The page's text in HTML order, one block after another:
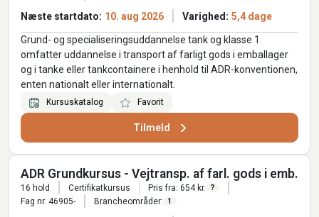
Næste startdato: 10. aug 2026 Varighed: 5,4 dage
Grund- og specialiseringsuddannelse tank og klasse 1
omfatter uddannelse i transport af farligt gods i emballager
og i tanke eller tankcontainere i henhold til ADR-konventionen,
enten nationalt eller internationalt.
Kursuskatalog Favorit
Tilmeld
ADR Grundkursus - Vejtransp. af farl. gods i emb.
16 hold Certifikatkursus Pris fra: 654 kr. ?
Fag nr. 46905- Brancheområder: 1